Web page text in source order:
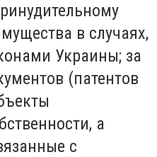
в случаях,
Украины; за
(патентов
а
с